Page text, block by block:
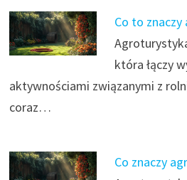
Co to
która łączy
aktywnościami związanymi z
coraz…
Co znaczy